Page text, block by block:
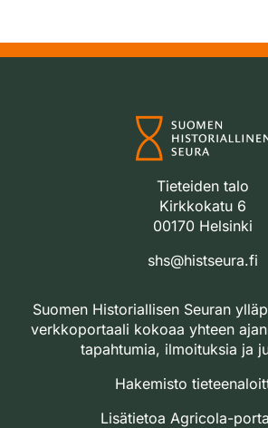
Tieteiden talo
Kirkkokatu 6
00170 Helsinki
shs@histseura.fi
Suomen Historiallisen Seuran
verkkoportaali kokoaa yhteen
tapahtumia, ilmoituksia ja
Hakemisto
Lisätietoa Agricola-